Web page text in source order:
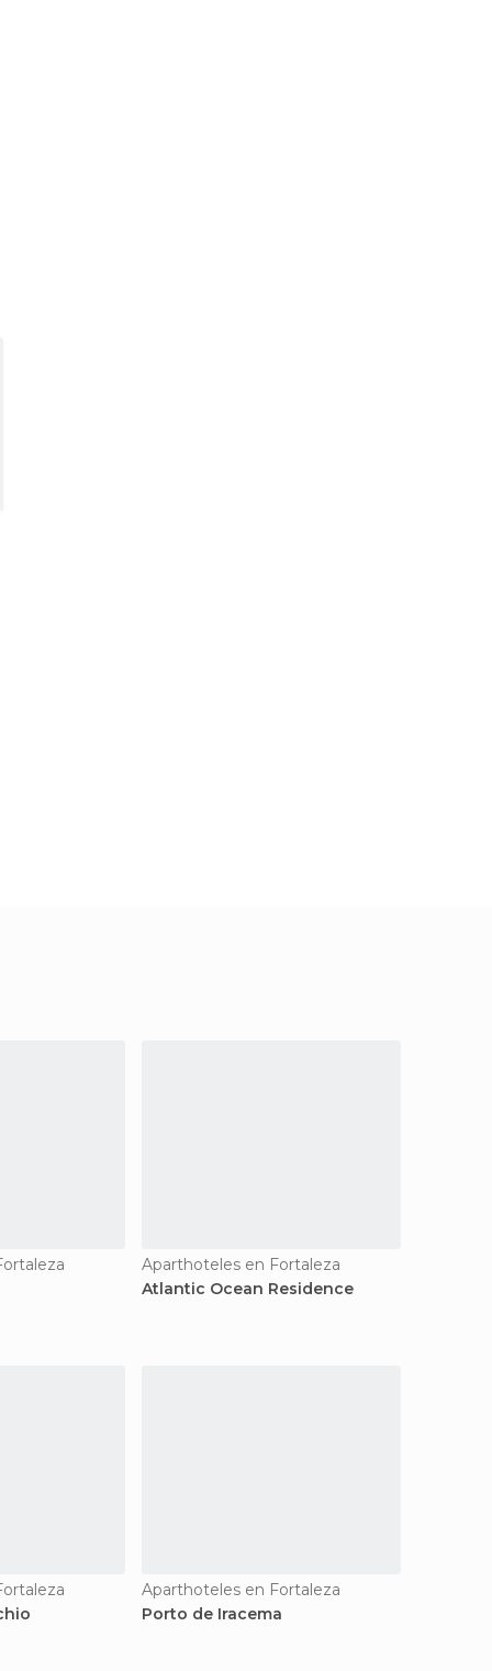
Aparthoteles en Fortaleza
Atlantic Ocean Residence
Aparthoteles en Fortaleza
Porto de Iracema